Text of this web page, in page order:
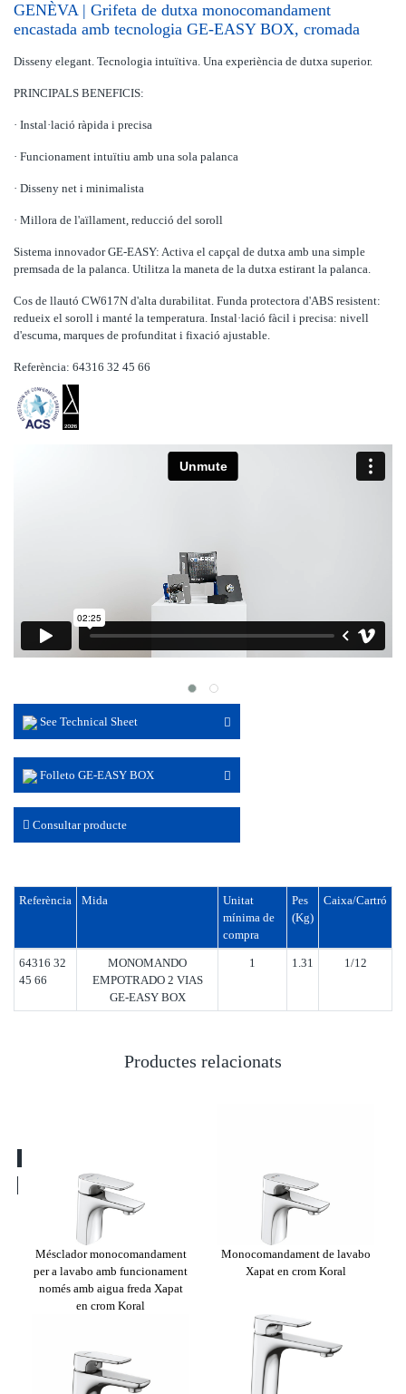
GENÈVA | Grifeta de dutxa monocomandament
encastada amb tecnologia GE-EASY BOX, cromada
Disseny elegant. Tecnologia intuïtiva. Una experiència de dutxa superior.
PRINCIPALS BENEFICIS:
· Instal·lació ràpida i precisa
· Funcionament intuïtiu amb una sola palanca
· Disseny net i minimalista
· Millora de l'aïllament, reducció del soroll
Sistema innovador GE-EASY: Activa el capçal de dutxa amb una simple
premsada de la palanca. Utilitza la maneta de la dutxa estirant la palanca.
Cos de llautó CW617N d'alta durabilitat. Funda protectora d'ABS resistent:
redueix el soroll i manté la temperatura. Instal·lació fàcil i precisa: nivell
d'escuma, marques de profunditat i fixació ajustable.
Referència: 64316 32 45 66
See Technical Sheet
Folleto GE-EASY BOX
Consultar producte
Referència Mida
Unitat
mínima de
compra
Pes
(Kg)
Caixa/Cartró
64316 32
45 66
MONOMANDO
EMPOTRADO 2 VIAS
GE-EASY BOX
1 1.31 1/12
Productes relacionats
Mésclador monocomandament
per a lavabo amb funcionament
només amb aigua freda Xapat
en crom Koral
Monocomandament de lavabo
Xapat en crom Koral